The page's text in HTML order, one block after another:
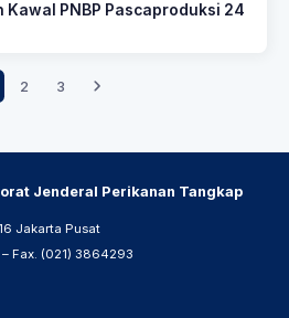
PNBP Pascaproduksi 24
2 3
Jenderal Perikanan Tangkap
Jakarta Pusat
Fax. (021) 3864293